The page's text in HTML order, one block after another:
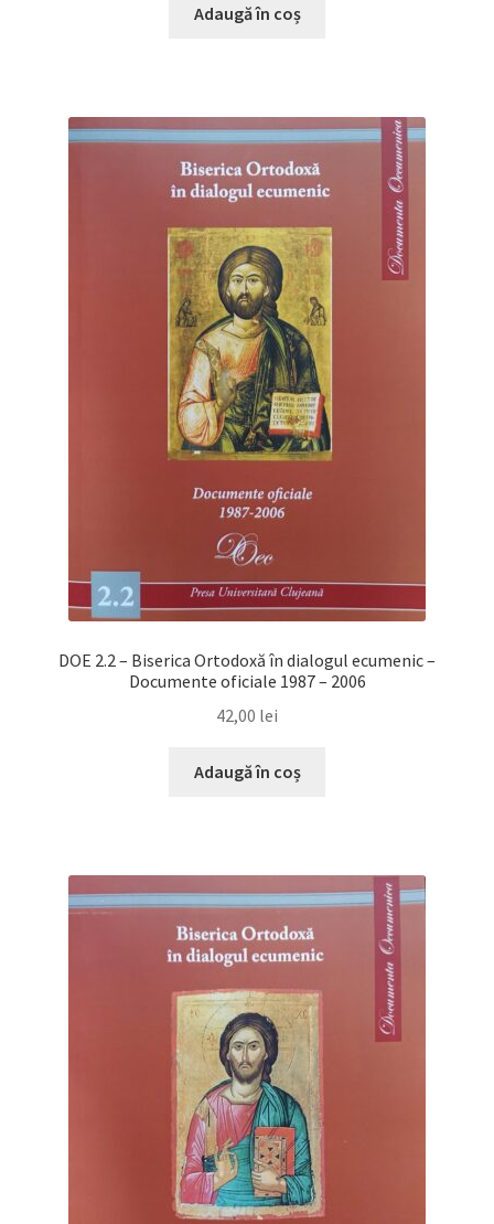
Adaugă în coș
DOE 2.2 – Biserica Ortodoxă în dialogul ecumenic –
Documente oficiale 1987 – 2006
42,00 lei
Adaugă în coș